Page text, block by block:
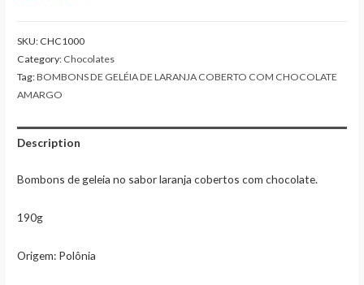
SKU: CHC1000
Category: Chocolates
Tag:BOMBONS DE GELÉIA DE LARANJA COBERTO COM CHOCOLATE
AMARGO
Description
Bombons de geleia no sabor laranja cobertos com chocolate.
190g
Origem: Polônia